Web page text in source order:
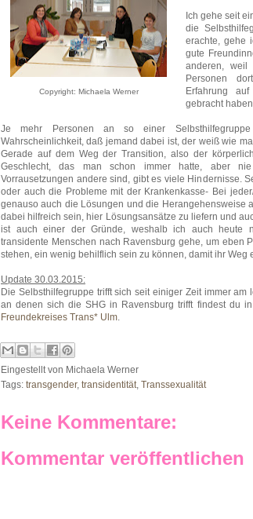
Copyright: Michaela Werner
Ich gehe seit
die
erachte, gehe
gute
anderen, weil
Personen
Erfahrung
gebracht haben.
Je mehr Personen an so einer
Wahrscheinlichkeit, daß jemand dabei ist, der weiß wie
Gerade auf dem Weg der Transition, also der
Geschlecht, das man schon immer hatte, aber
Vorrausetzungen andere sind, gibt es viele Hindernisse.
oder auch die Probleme mit der Krankenkasse- Bei
genauso auch die Lösungen und die Herangehensweise
dabei hilfreich sein, hier Lösungsansätze zu liefern und
ist auch einer der Gründe, weshalb ich auch heute
transidente Menschen nach Ravensburg gehe, um eben
stehen, ein wenig behilflich sein zu können, damit ihr Weg
Update 30.03.2015:
Die Selbsthilfegruppe trifft sich seit einiger Zeit immer am
an denen sich die SHG in Ravensburg trifft findest du
Freundekreises Trans* Ulm
Eingestellt von Michaela Werner
Tags: transgender, transidentität Transsexualität
Keine Kommentare:
Kommentar veröffentlichen